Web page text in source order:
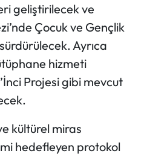
geliştirilecek ve
Çocuk ve Gençlik
Ayrıca
hizmeti
Projesi gibi mevcut
kültürel miras
hedefleyen protokol